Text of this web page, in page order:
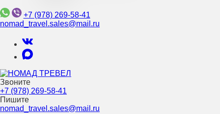
+7 (978) 269-58-41
nomad_travel.sales@mail.ru
НОМАД ТРЕВЕЛ
Турагентство Крыма
Звоните
+7 (978) 269-58-41
Пишите
nomad_travel.sales@mail.ru